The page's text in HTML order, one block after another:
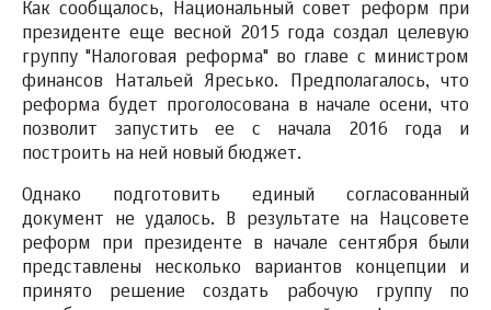
Как сообщалось, Национальный совет реформ при
президенте еще весной 2015 года создал целевую
группу "Налоговая реформа" во главе с министром
финансов Натальей Яресько. Предполагалось, что
реформа будет проголосована в начале осени, что
позволит запустить ее с начала 2016 года и
построить на ней новый бюджет.
Однако подготовить единый согласованный
документ не удалось. В результате на Нацсовете
реформ при президенте в начале сентября были
представлены несколько вариантов концепции и
принято решение создать рабочую группу по